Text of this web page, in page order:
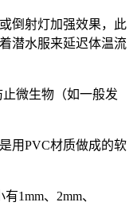
倒射灯加强效果，此
潜水服来延迟体温流
微生物（如一般发
用PVC材质做成的软
1mm、2mm、